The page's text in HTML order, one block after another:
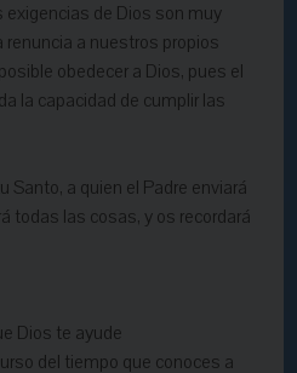
exigencias de Dios son muy
a nuestros propios
obedecer a Dios, pues el
la capacidad de cumplir las
Santo, a quien el Padre enviará
todas las cosas, y os recordará
Dios te ayude
del tiempo que conoces a